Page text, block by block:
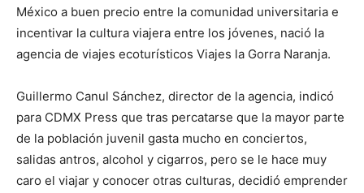
México a buen precio entre la comunidad universitaria e
incentivar la cultura viajera entre los jóvenes, nació la
agencia de viajes ecoturísticos Viajes la Gorra Naranja.
Guillermo Canul Sánchez, director de la agencia, indicó
para CDMX Press que tras percatarse que la mayor parte
de la población juvenil gasta mucho en conciertos,
salidas antros, alcohol y cigarros, pero se le hace muy
caro el viajar y conocer otras culturas, decidió emprender